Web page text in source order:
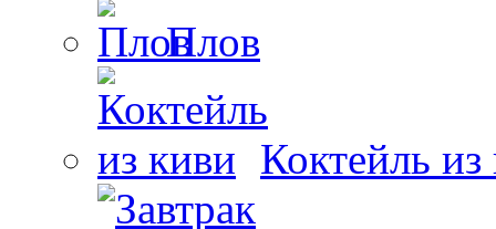
Плов
Коктейль из